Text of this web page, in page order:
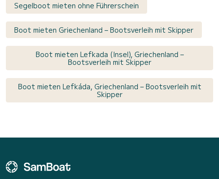
Segelboot mieten ohne Führerschein
Boot mieten Griechenland – Bootsverleih mit Skipper
Boot mieten Lefkada (Insel), Griechenland –
Bootsverleih mit Skipper
Boot mieten Lefkáda, Griechenland – Bootsverleih mit
Skipper